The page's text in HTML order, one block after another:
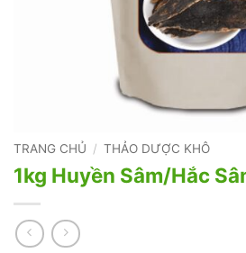
TRANG CHỦ / THẢO DƯỢC KHÔ
1kg Huyền Sâm/Hắc